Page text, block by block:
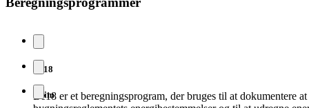
Be18
Be18 er et beregningsprogram, der bruges til at dokumentere
BSim